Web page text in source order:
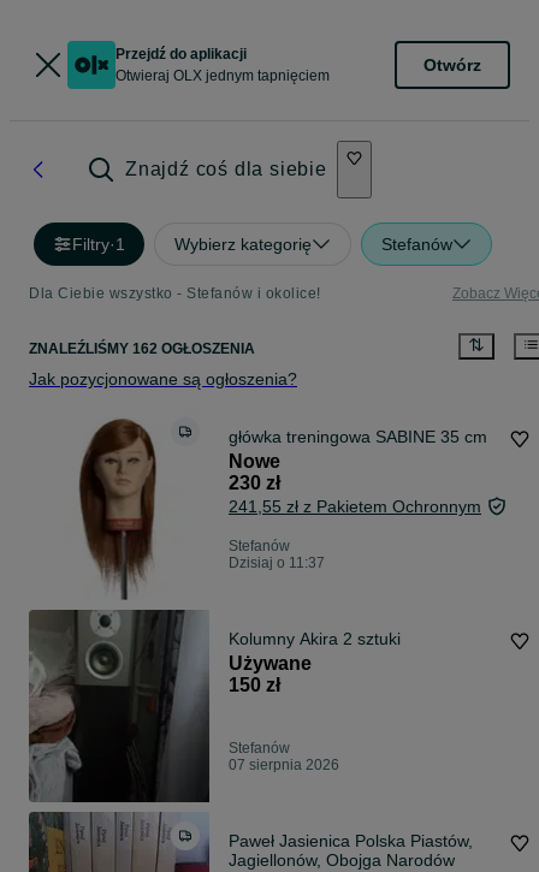
Przejdź do aplikacji
Otwieraj OLX jednym tapnięciem
Otwórz
Znajdź coś dla siebie
Filtry·1 Wybierz kategorię Stefanów
Dla Ciebie wszystko - Stefanów i okolice! Zobacz
ZNALEŹLIŚMY 162 OGŁOSZENIA
Jak pozycjonowane są ogłoszenia?
główka treningowa SABINE 35 cm
Nowe
230 zł
241,55 zł z Pakietem Ochronnym
Stefanów
Dzisiaj o 11:37
Kolumny Akira 2 sztuki
Używane
150 zł
Stefanów
07 sierpnia 2026
Paweł Jasienica Polska Piastów,
Jagiellonów, Obojga Narodów